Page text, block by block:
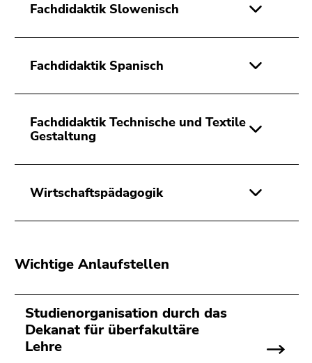
Fachdidaktik Slowenisch
Fachdidaktik Spanisch
Fachdidaktik Technische und Textile
Gestaltung
Wirtschaftspädagogik
Wichtige Anlaufstellen
Studienorganisation durch das
Dekanat für überfakultäre
Lehre